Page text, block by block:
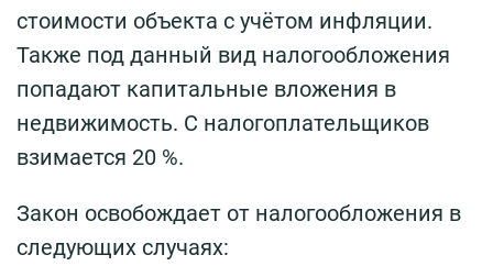
стоимости объекта с учётом инфляции.
Также под данный вид налогообложения
попадают капитальные вложения в
недвижимость. С налогоплательщиков
взимается 20 %.
Закон освобождает от налогообложения в
следующих случаях: